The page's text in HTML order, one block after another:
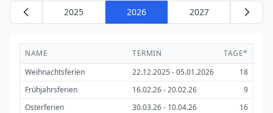
2025 2026 2027
NAME TERMIN
TAGE*
Weihnachtsferien
22.12.2025 - 05.01.2026
18
Frühjahrsferien
16.02.26 - 20.02.26
9
Osterferien
30.03.26 - 10.04.26
16